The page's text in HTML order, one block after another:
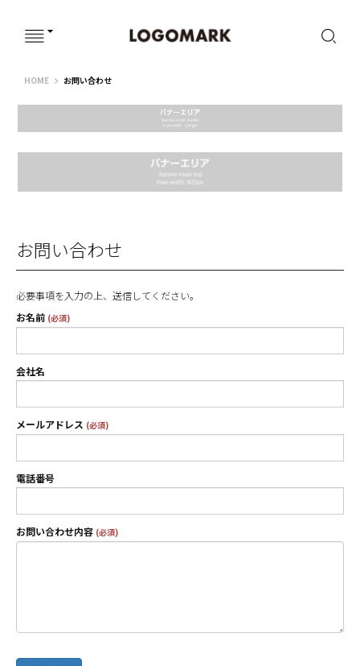
HOMEウェブサイト
お問い合わせ
お問い合わせ
必要事項を入力の上、送信してください。
お名前 (必須)
会社名
メールアドレス (必須)
電話番号
お問い合わせ内容 (必須)